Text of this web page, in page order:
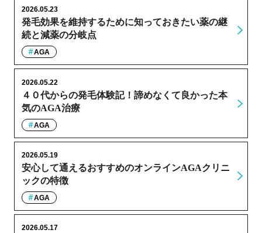
発毛効果を維持するために知っておきたい薬の継
続と減薬の分岐点
2026.05.23
AGA
４０代からの発毛体験記！諦めなくて良かった本
気のAGA治療
2026.05.22
AGA
安心して通えるおすすめのオンラインAGAクリニ
ックの特徴
2026.05.19
AGA
2026.05.17